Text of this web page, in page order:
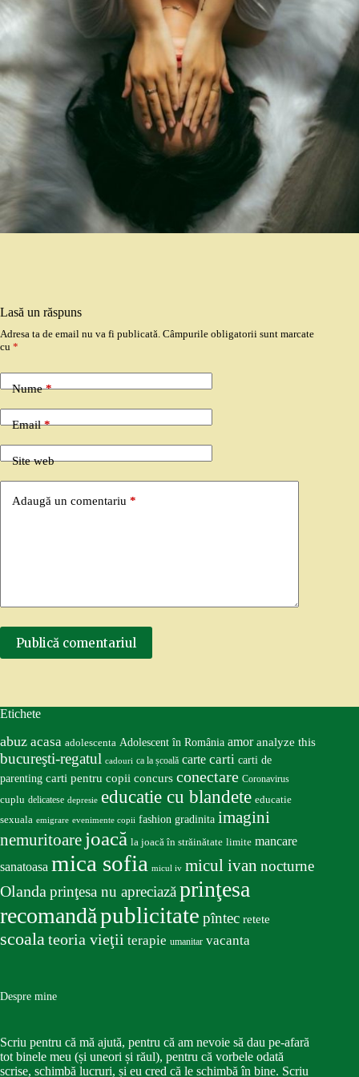
Lasă un răspuns
Adresa ta de email nu va fi publicată. Câmpurile obligatorii sunt marcate
cu *
Nume*
Email*
Site web
Adaugă un comentariu *
Publică comentariul
Etichete
abuz acasa adolescenta Adolescent în România amor analyze this
bucureşti-regatul cadouri ca la școală carte carti carti de
parenting carti pentru copii concurs conectare Coronavirus
cuplu delicatese depresie educatie cu blandete educatie
sexuala emigrare evenimente copii fashion gradinita imagini
nemuritoare joacă la joacă în străinătate limite mancare
sanatoasa mica sofia micul iv micul ivan nocturne
Olandaprinţesa nu apreciazăprinţesa
recomandăpublicitate pîntec retete
scoalateoria vieţii terapie umanitar vacanta
Despre mine
Scriu pentru că mă ajută, pentru că am nevoie să dau pe-afară
tot binele meu (și uneori și răul), pentru că vorbele odată
scrise, schimbă lucruri, și eu cred că le schimbă în bine. Scriu